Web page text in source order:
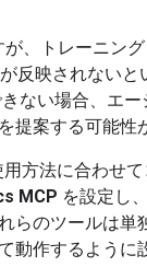
、トレーニン
反映されないと
ない場合、エ
提案する可能性
方法に合わせ
MCP を設定し、
らのツールは単
作するように